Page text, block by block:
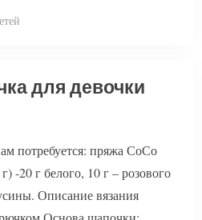
для девочки
потребуется: пряжа СоСо
-20 г белого, 10 г – розового
Описание вязания